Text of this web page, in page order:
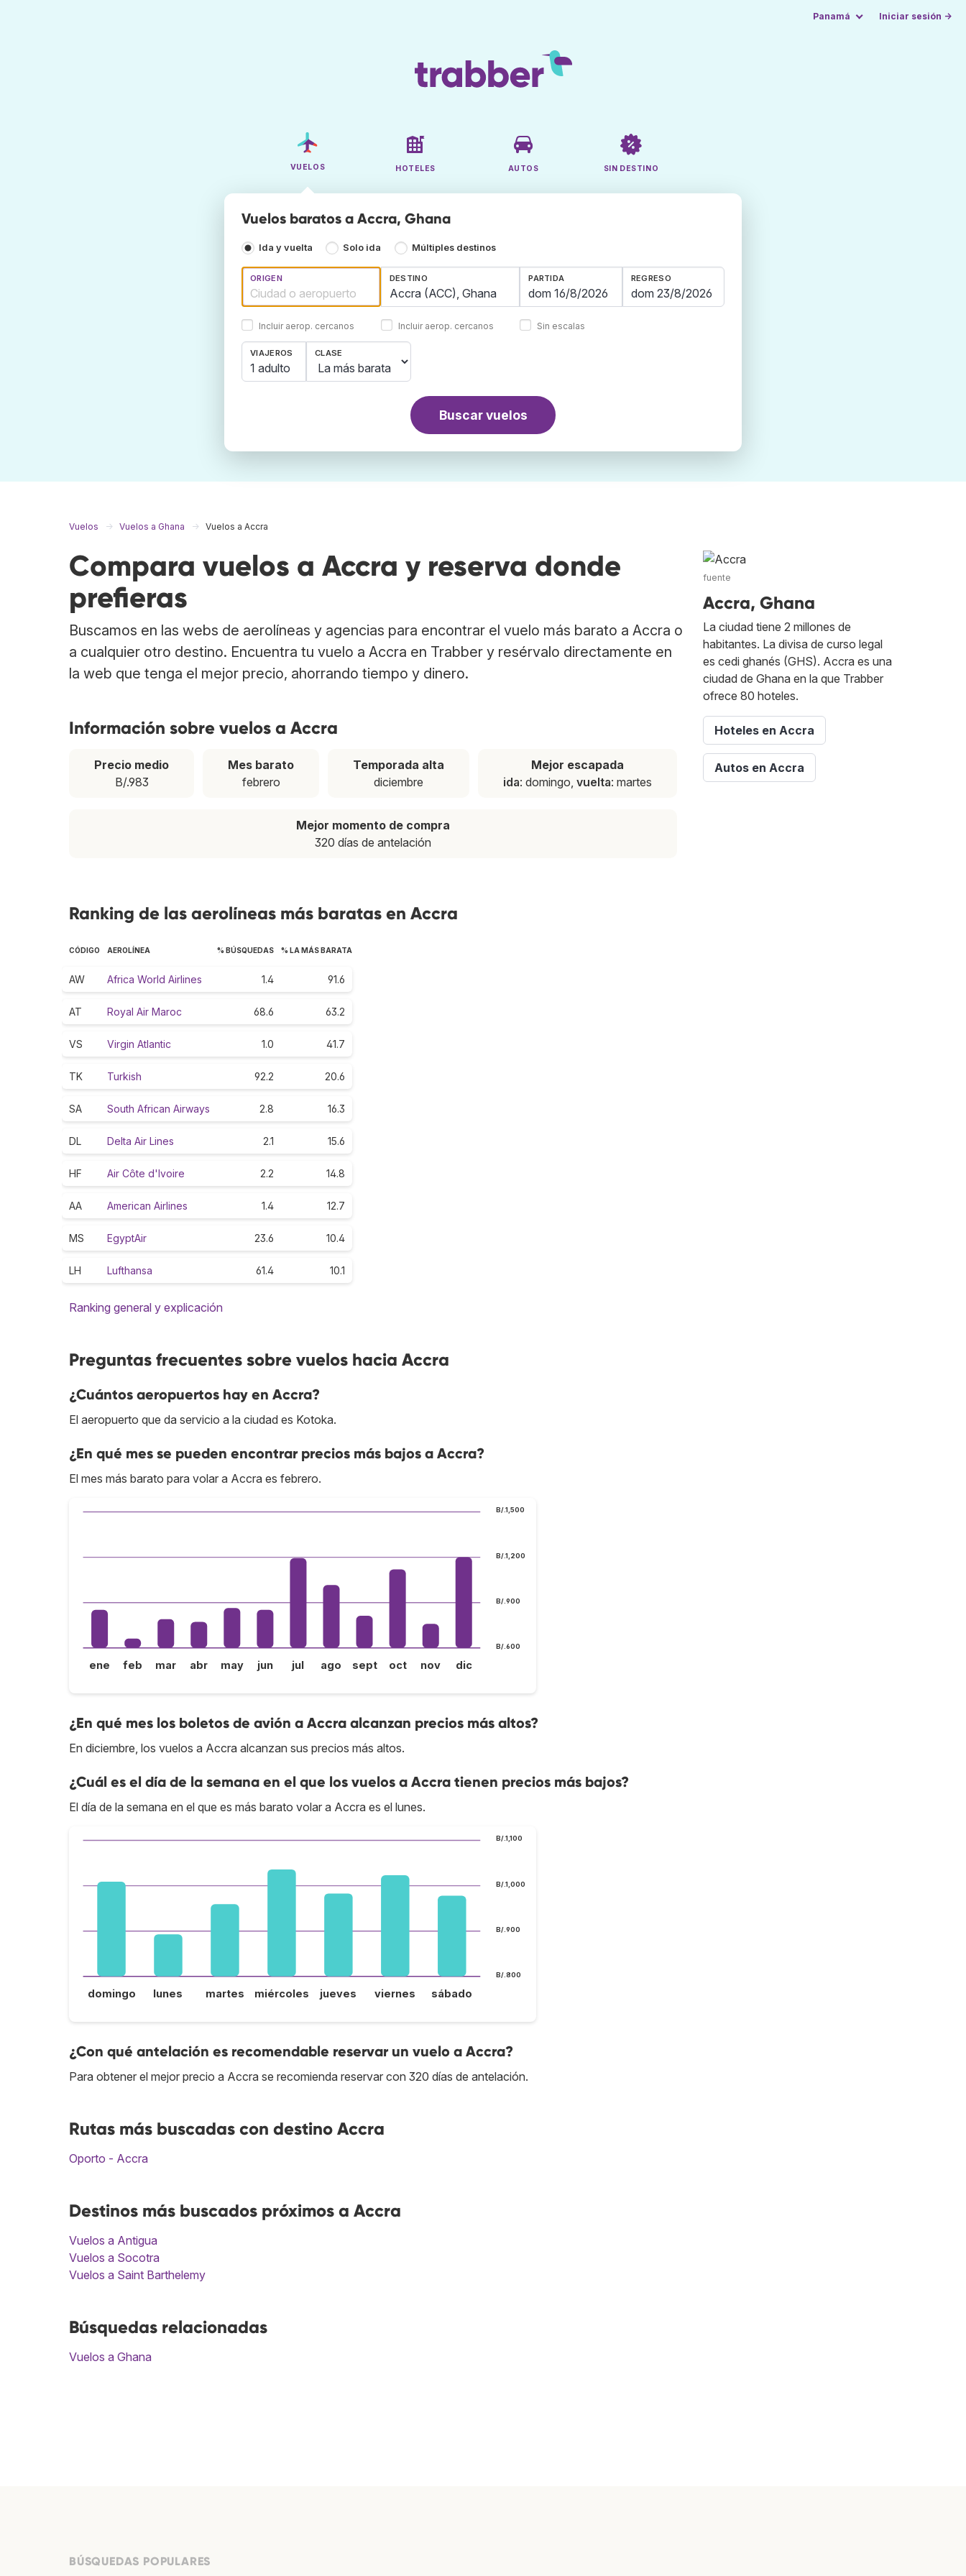
Panamá Iniciar sesión →
VUELOS HOTELES AUTOS SIN DESTINO
Vuelos baratos a Accra, Ghana
Ida y vuelta Solo ida Múltiples destinos
ORIGEN
Incluir aerop. cercanos
DESTINO
Incluir aerop. cercanos
PARTIDA REGRESO
Sin escalas
VIAJEROS
1 adulto
CLASE
Buscar vuelos
Vuelos Vuelos a Ghana Vuelos a Accra
Compara vuelos a Accra y reserva donde
prefieras
Buscamos en las webs de aerolíneas y agencias para encontrar el vuelo más barato a Accra o
a cualquier otro destino. Encuentra tu vuelo a Accra en Trabber y resérvalo directamente en
la web que tenga el mejor precio, ahorrando tiempo y dinero.
Información sobre vuelos a Accra
Precio medio
B/.983
Mes barato
febrero
Temporada alta
diciembre
Mejor escapada
ida: domingo, vuelta: martes
Mejor momento de compra
320 días de antelación
Ranking de las aerolíneas más baratas en Accra
CÓDIGO AEROLÍNEA % BÚSQUEDAS % LA MÁS BARATA
AW Africa World Airlines 1.4 91.6
AT Royal Air Maroc 68.6 63.2
VS Virgin Atlantic 1.0 41.7
TK Turkish 92.2 20.6
SA South African Airways 2.8 16.3
DL Delta Air Lines 2.1 15.6
HF Air Côte d'Ivoire 2.2 14.8
AA American Airlines 1.4 12.7
MS EgyptAir 23.6 10.4
LH Lufthansa 61.4 10.1
Ranking general y explicación
Preguntas frecuentes sobre vuelos hacia Accra
¿Cuántos aeropuertos hay en Accra?
El aeropuerto que da servicio a la ciudad es Kotoka.
¿En qué mes se pueden encontrar precios más bajos a Accra?
El mes más barato para volar a Accra es febrero.
B/.600
B/.900
B/.1,200
B/.1,500
ene feb mar abr may jun jul ago sept oct nov dic
¿En qué mes los boletos de avión a Accra alcanzan precios más altos?
En diciembre, los vuelos a Accra alcanzan sus precios más altos.
¿Cuál es el día de la semana en el que los vuelos a Accra tienen precios más bajos?
El día de la semana en el que es más barato volar a Accra es el lunes.
B/.800
B/.900
B/.1,000
B/.1,100
domingo lunes martes miércoles jueves viernes sábado
¿Con qué antelación es recomendable reservar un vuelo a Accra?
Para obtener el mejor precio a Accra se recomienda reservar con 320 días de antelación.
Rutas más buscadas con destino Accra
Oporto - Accra
Destinos más buscados próximos a Accra
Vuelos a Antigua
Vuelos a Socotra
Vuelos a Saint Barthelemy
Búsquedas relacionadas
Vuelos a Ghana
fuente
Accra, Ghana
La ciudad tiene 2 millones de
habitantes. La divisa de curso legal
es cedi ghanés (GHS). Accra es una
ciudad de Ghana en la que Trabber
ofrece 80 hoteles.
Hoteles en Accra
Autos en Accra
BÚSQUEDAS POPULARES